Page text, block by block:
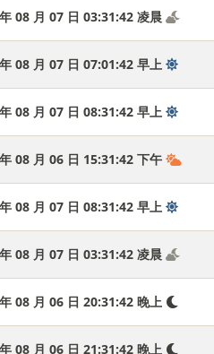
08 月 07 日 03:31:43 凌晨
08 月 07 日 07:01:43 早上
08 月 07 日 08:31:43 早上
08 月 06 日 15:31:43 下午
08 月 07 日 08:31:43 早上
08 月 07 日 03:31:43 凌晨
08 月 06 日 20:31:43 晚上
08 月 06 日 21:31:43 晚上